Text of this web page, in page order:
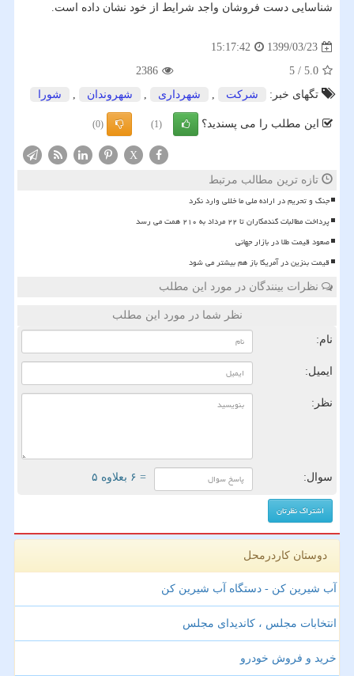
شناسایی دست فروشان واجد شرایط از خود نشان داده است.
1399/03/23
15:17:42
5.0
/
5
2386
تگهای خبر:
شركت , شهرداری , شهروندان , شورا
این مطلب را می پسندید؟ (1)
(0)
X
تازه ترین مطالب مرتبط
جنگ و تحریم در اراده ملی ما خللی وارد نکرد
پرداخت مطالبات گندمکاران تا ۲۲ مرداد به ۲۱۰ همت می رسد
صعود قیمت طلا در بازار جهانی
قیمت بنزین در آمریکا باز هم بیشتر می شود
نظرات بینندگان در مورد این مطلب
نظر شما در مورد این مطلب
نام:
ایمیل:
نظر:
سوال: = ۶ بعلاوه ۵
دوستان کاردرمحل
آب شیرین کن - دستگاه آب شیرین کن
انتخابات مجلس ، کاندیدای مجلس
خرید و فروش خودرو